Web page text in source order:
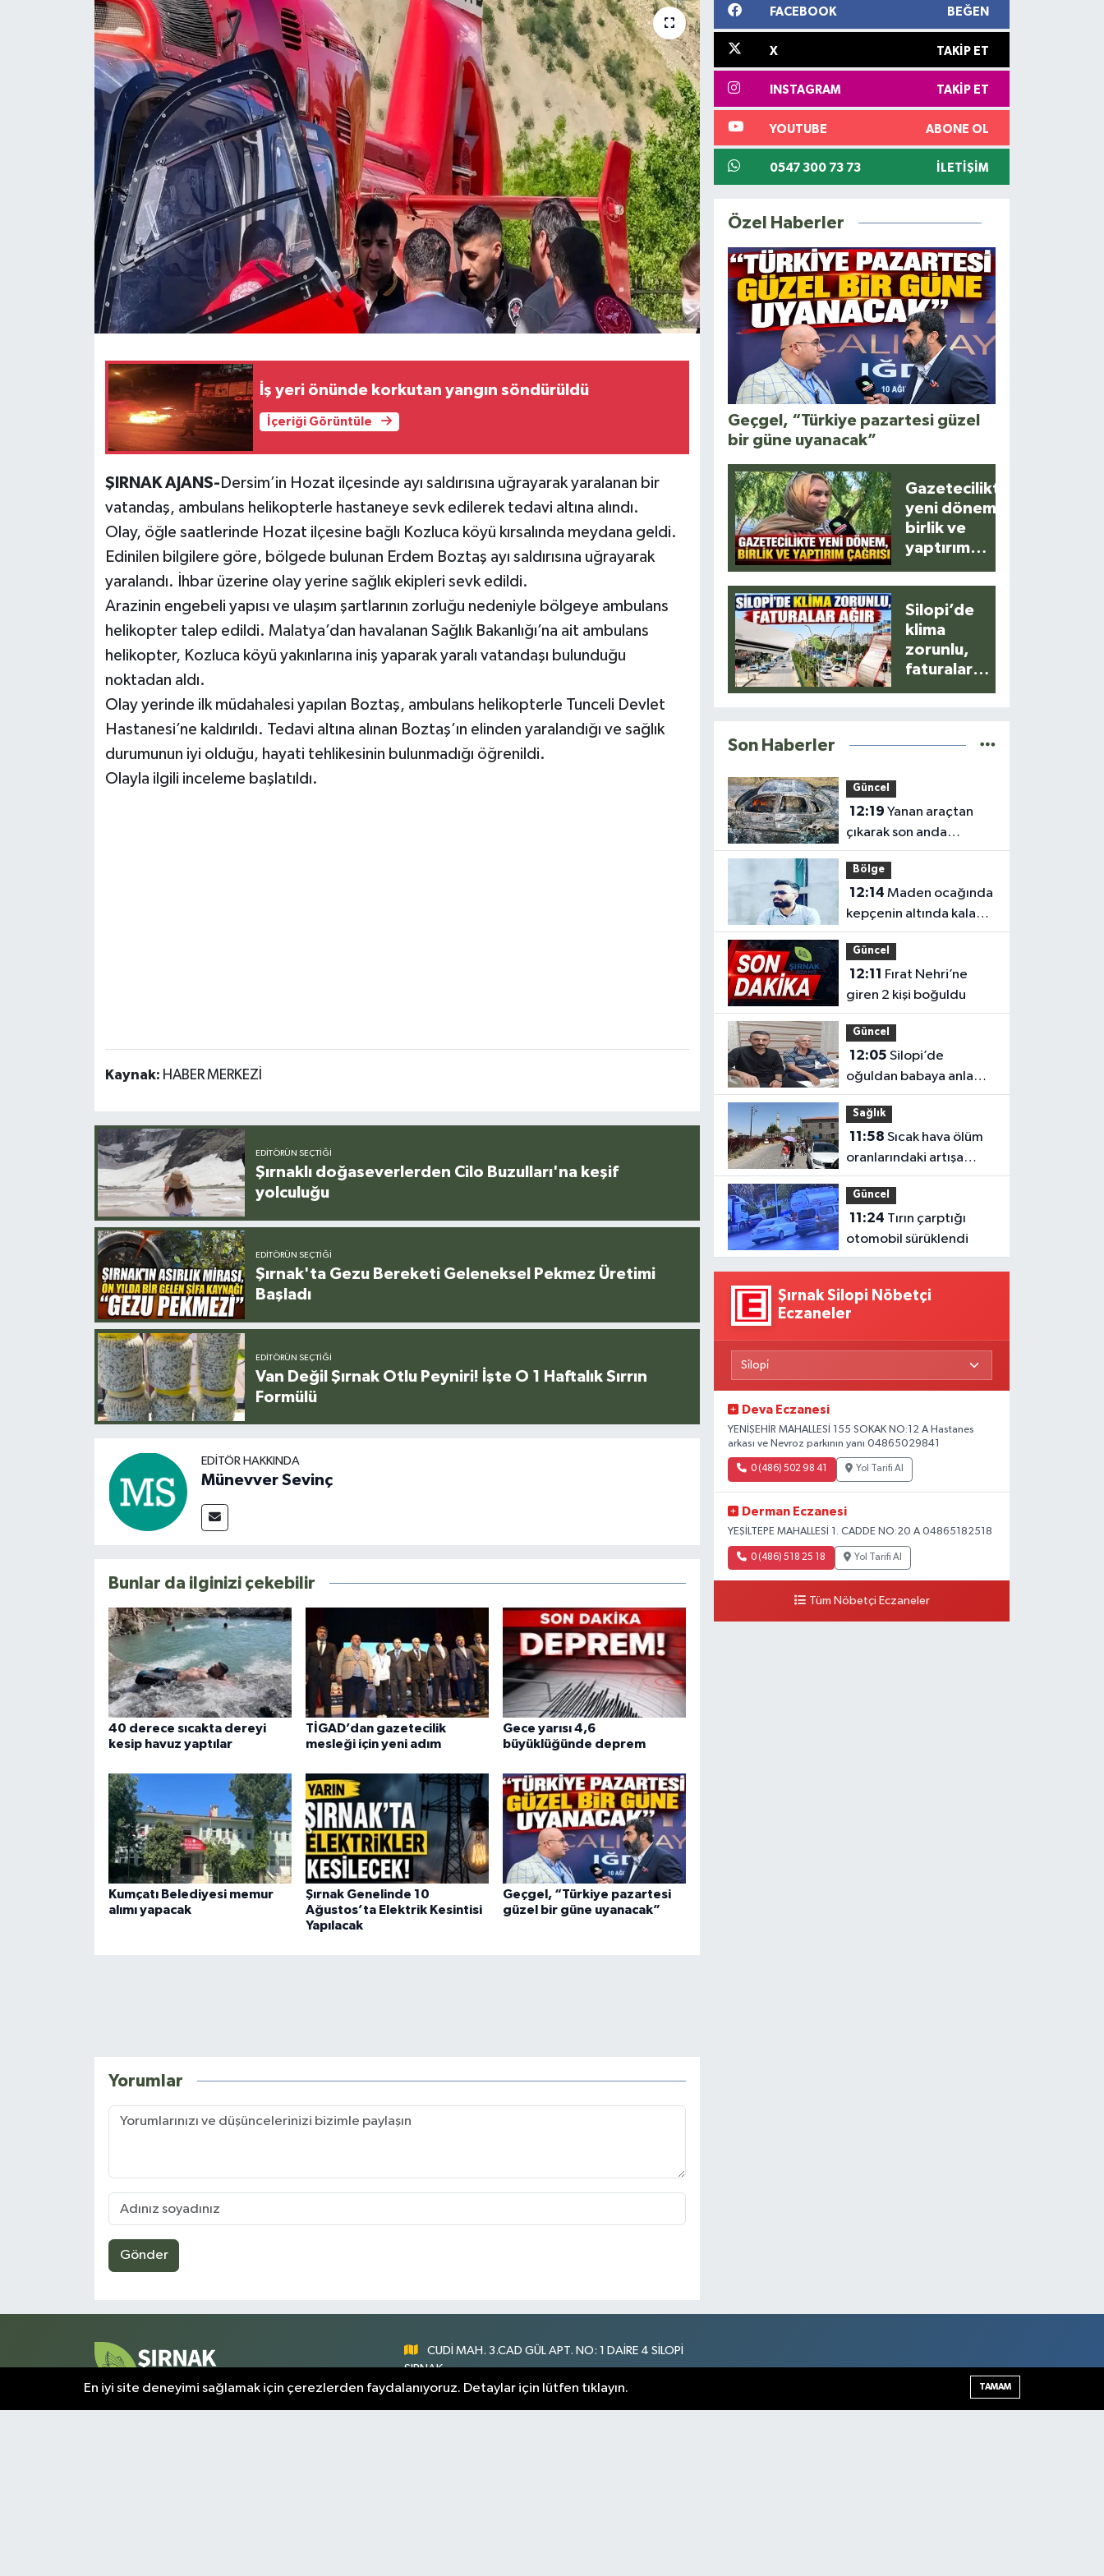
İş yeri önünde korkutan yangın söndürüldü
İçeriği Görüntüle
ŞIRNAK AJANS- Dersim’in Hozat ilçesinde ayı saldırısına uğrayarak yaralanan bir
vatandaş, ambulans helikopterle hastaneye sevk edilerek tedavi altına alındı.
Olay, öğle saatlerinde Hozat ilçesine bağlı Kozluca köyü kırsalında meydana geldi.
Edinilen bilgilere göre, bölgede bulunan Erdem Boztaş ayı saldırısına uğrayarak
yaralandı. İhbar üzerine olay yerine sağlık ekipleri sevk edildi.
Arazinin engebeli yapısı ve ulaşım şartlarının zorluğu nedeniyle bölgeye ambulans
helikopter talep edildi. Malatya’dan havalanan Sağlık Bakanlığı’na ait ambulans
helikopter, Kozluca köyü yakınlarına iniş yaparak yaralı vatandaşı bulunduğu
noktadan aldı.
Olay yerinde ilk müdahalesi yapılan Boztaş, ambulans helikopterle Tunceli Devlet
Hastanesi’ne kaldırıldı. Tedavi altına alınan Boztaş’ın elinden yaralandığı ve sağlık
durumunun iyi olduğu, hayati tehlikesinin bulunmadığı öğrenildi.
Olayla ilgili inceleme başlatıldı.
Kaynak: HABER MERKEZİ
EDITÖRÜN SEÇTIĞI
Şırnaklı doğaseverlerden Cilo Buzulları'na keşif
yolculuğu
EDITÖRÜN SEÇTIĞI
Şırnak'ta Gezu Bereketi Geleneksel Pekmez Üretimi
Başladı
EDITÖRÜN SEÇTIĞI
Van Değil Şırnak Otlu Peyniri! İşte O 1 Haftalık Sırrın
Formülü
EDITÖR HAKKINDA
Münevver Sevinç
Bunlar da ilginizi çekebilir
40 derece sıcakta dereyi
kesip havuz yaptılar
TİGAD’dan gazetecilik
mesleği için yeni adım
Gece yarısı 4,6
büyüklüğünde deprem
Kumçatı Belediyesi memur
alımı yapacak
Şırnak Genelinde 10
Ağustos’ta Elektrik Kesintisi
Yapılacak
Geçgel, “Türkiye pazartesi
güzel bir güne uyanacak”
Yorumlar
Gönder
FACEBOOK BEĞEN
X TAKIP ET
INSTAGRAM TAKIP ET
YOUTUBE ABONE OL
0547 300 73 73 İLETIŞIM
Özel Haberler
Geçgel, “Türkiye pazartesi güzel
bir güne uyanacak”
Gazetecilikte
yeni dönem,
birlik ve
yaptırım
Silopi’de
klima
zorunlu,
faturalar
Son Haberler
Güncel
12:19
çıkarak son anda
kurtuldular
Bölge
12:14
kepçenin altında kalan
işçi hayatını kaybetti
Güncel
12:11
giren 2 kişi boğuldu
Güncel
12:05
oğuldan babaya anlamlı
böbrek bağışı
Sağlık
11:58
oranlarındaki artışa
yansıdı
Güncel
11:24
otomobil sürüklendi
Şırnak Silopi Nöbetçi
Eczaneler
Deva Eczanesi
YENİŞEHİR MAHALLESİ 155 SOKAK NO:12 A Hastanes
arkası ve Nevroz parkının yanı 04865029841
0 (486) 502 98 41 Yol Tarifi Al
Derman Eczanesi
YEŞİLTEPE MAHALLESİ 1. CADDE NO:20 A 04865182518
0 (486) 518 25 18 Yol Tarifi Al
Tüm Nöbetçi Eczaneler
Şırnak ve çevresindeki tüm gelişmeler, bu sayfada anlık
CUDİ MAH. 3.CAD GÜL APT. NO: 1 DAİRE 4 SİLOPİ
ŞIRNAK
En iyi site deneyimi sağlamak için çerezlerden faydalanıyoruz. Detaylar için lütfen tıklayın. TAMAM
Siyaset
Teknoloji
Yazarlar